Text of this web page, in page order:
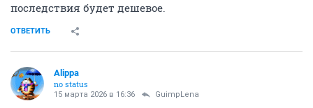
последствия будет дешевое.
ОТВЕТИТЬ
Alippa
no status
15 марта 2026 в 16:36 GuimpLena